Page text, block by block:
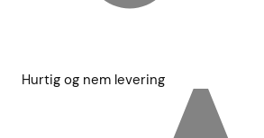
Hurtig og nem levering